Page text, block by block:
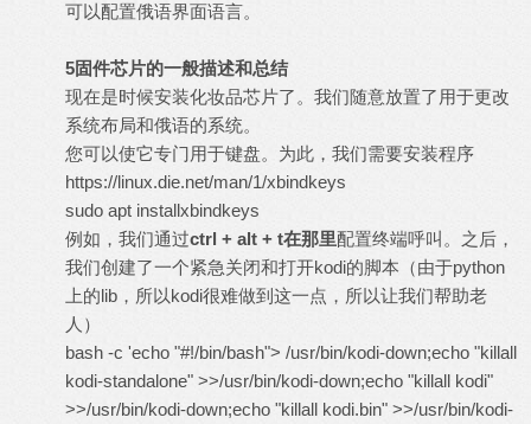
可以配置俄语界面语言。
5固件芯片的一般描述和总结
现在是时候安装化妆品芯片了。我们随意放置了用于更改
系统布局和俄语的系统。
您可以使它专门用于键盘。为此，我们需要安装程序
https://linux.die.net/man/1/xbindkeys
sudo apt installxbindkeys
例如，我们通过ctrl + alt + t在那里配置终端呼叫。之后，
我们创建了一个紧急关闭和打开kodi的脚本（由于python
上的lib，所以kodi很难做到这一点，所以让我们帮助老
人）
bash -c 'echo "#!/bin/bash"> /usr/bin/kodi-down;echo "killall
kodi-standalone" >>/usr/bin/kodi-down;echo "killall kodi"
>>/usr/bin/kodi-down;echo "killall kodi.bin" >>/usr/bin/kodi-